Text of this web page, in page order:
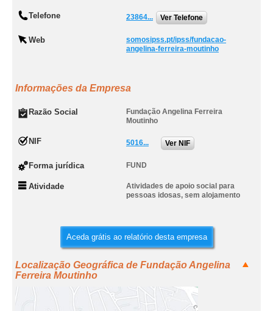
Telefone 23864... Ver Telefone
Web
somosipss.pt/ipss/fundacao-
angelina-ferreira-moutinho
Informações da Empresa
Razão Social
Fundação Angelina Ferreira
Moutinho
NIF 5016... Ver NIF
Forma jurídica FUND
Atividade
Atividades de apoio social para
pessoas idosas, sem alojamento
Aceda grátis ao relatório desta empresa
Localização Geográfica de Fundação Angelina
Ferreira Moutinho